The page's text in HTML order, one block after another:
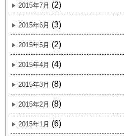
2015年7月 (2)
2015年6月 (3)
2015年5月 (2)
2015年4月 (4)
2015年3月 (8)
2015年2月 (8)
2015年1月 (6)